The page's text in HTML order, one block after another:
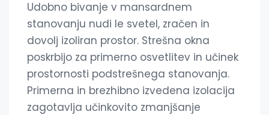
Udobno bivanje v mansardnem
stanovanju nudi le svetel, zračen in
dovolj izoliran prostor. Strešna okna
poskrbijo za primerno osvetlitev in učinek
prostornosti podstrešnega stanovanja.
Primerna in brezhibno izvedena izolacija
zagotavlja učinkovito zmanjšanje